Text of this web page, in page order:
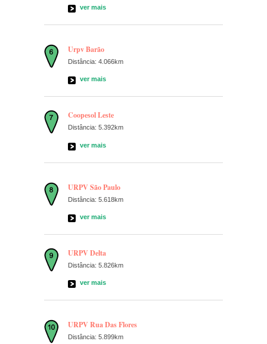
ver mais
Urpv Barão
Distância: 4.066km
ver mais
Coopesol Leste
Distância: 5.392km
ver mais
URPV São Paulo
Distância: 5.618km
ver mais
URPV Delta
Distância: 5.826km
ver mais
URPV Rua Das Flores
Distância: 5.899km